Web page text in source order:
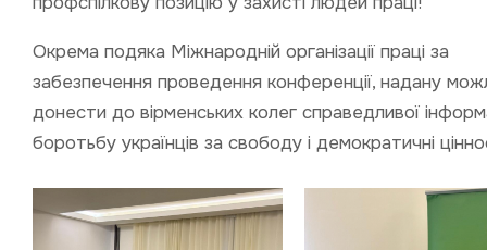
Окрема подяка Міжнародній організації праці за
забезпечення проведення конференції, надану
донести до вірменських колег справедливої
боротьбу українців за свободу і демократичні